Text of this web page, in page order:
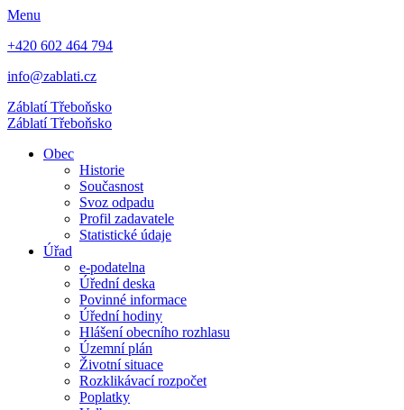
Menu
+420 602 464 794
info@zablati.cz
ZáblatíTřeboňsko
ZáblatíTřeboňsko
Obec
Historie
Současnost
Svoz odpadu
Profil zadavatele
Statistické údaje
Úřad
e-podatelna
Úřední deska
Povinné informace
Úřední hodiny
Hlášení obecního rozhlasu
Územní plán
Životní situace
Rozklikávací rozpočet
Poplatky